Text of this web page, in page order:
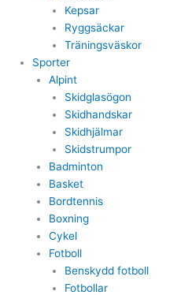
Kepsar
Ryggsäckar
Träningsväskor
Sporter
Alpint
Skidglasögon
Skidhandskar
Skidhjälmar
Skidstrumpor
Badminton
Basket
Bordtennis
Boxning
Cykel
Fotboll
Benskydd fotboll
Fotbollar